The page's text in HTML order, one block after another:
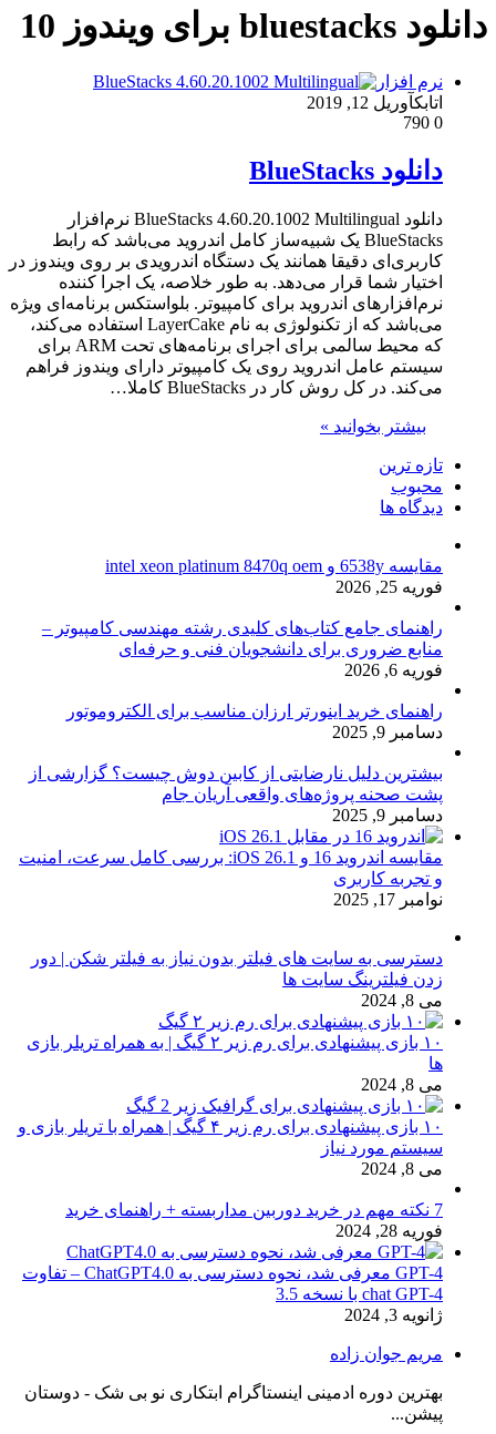
دانلود bluestacks برای ویندوز 10
نرم افزار
اتابکآوریل 12, 2019
0
دانلود BlueStacks
دانلود BlueStacks 4.60.20.1002 Multilingual نرم‌افزار
BlueStacks یک شبیه‌ساز کامل اندروید می‌باشد که رابط
کاربری‌ای دقیقا همانند یک دستگاه اندرویدی بر روی ویندوز در
اختیار شما قرار می‌دهد. به طور خلاصه، یک اجرا کننده
نرم‌افزارهای اندروید برای کامپیوتر. بلواستکس برنامه‌ای ویژه
می‌باشد که از تکنولوژی به نام LayerCake استفاده می‌کند،
که محیط سالمی برای اجرای برنامه‌های تحت ARM برای
سیستم عامل اندروید روی یک کامپیوتر دارای ویندوز فراهم
می‌کند. در کل روش کار در BlueStacks کاملا…
بیشتر بخوانید »
تازه ترین
محبوب
دیدگاه ها
مقایسه 6538y و intel xeon platinum 8470q oem
فوریه 25, 2026
راهنمای جامع کتاب‌های کلیدی رشته مهندسی کامپیوتر –
منابع ضروری برای دانشجویان فنی و حرفه‌ای
فوریه 6, 2026
راهنمای خرید اینورتر ارزان مناسب برای الکتروموتور
دسامبر 9, 2025
بیشترین دلیل نارضایتی از کابین دوش چیست؟ گزارشی از
پشت صحنه پروژه‌های واقعی آریان جام
دسامبر 9, 2025
مقایسه اندروید 16 و iOS 26.1: بررسی کامل سرعت، امنیت
و تجربه کاربری
نوامبر 17, 2025
دسترسی به سایت های فیلتر بدون نیاز به فیلتر شکن | دور
زدن فیلترینگ سایت ها
می 8, 2024
۱۰ بازی پیشنهادی برای رم زیر ۲ گیگ | به همراه تریلر بازی
ها
می 8, 2024
۱۰ بازی پیشنهادی برای رم زیر ۴ گیگ | همراه با تریلر بازی و
سیستم مورد نیاز
می 8, 2024
7 نکته مهم در خرید دوربین مداربسته + راهنمای خرید
فوریه 28, 2024
GPT-4 معرفی شد، نحوه دسترسی به ChatGPT4.0 – تفاوت
chat GPT-4 با نسخه 3.5
ژانویه 3, 2024
مریم جوان زاده
بهترین دوره ادمینی اینستاگرام ابتکاری نو بی شک - دوستان
پیشن...